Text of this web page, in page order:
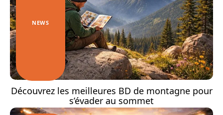
NEWS
Découvrez les meilleures BD de montagne pour
s’évader au sommet